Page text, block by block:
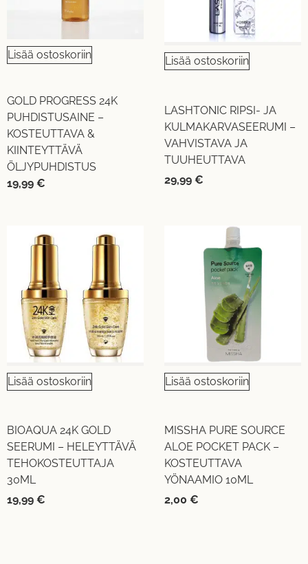
Lisää ostoskoriin
GOLD PROGRESS 24K
PUHDISTUSAINE –
KOSTEUTTAVA &
KIINTEYTTÄVÄ
ÖLJYPUHDISTUS
19,99 €
Lisää ostoskoriin
LASHTONIC RIPSI- JA
KULMAKARVASEERUMI –
VAHVISTAVA JA
TUUHEUTTAVA
29,99 €
Lisää ostoskoriin
BIOAQUA 24K GOLD
SEERUMI – HELEYTTÄVÄ
TEHOKOSTEUTTAJA
30ML
19,99 €
Lisää ostoskoriin
MISSHA PURE SOURCE
ALOE POCKET PACK –
KOSTEUTTAVA
YÖNAAMIO 10ML
2,00 €